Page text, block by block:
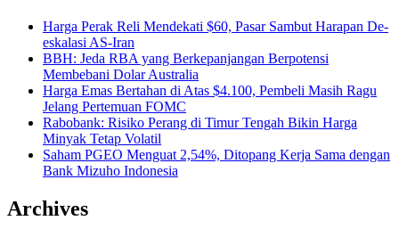
Harga Perak Reli Mendekati $60, Pasar Sambut Harapan De-
eskalasi AS-Iran
BBH: Jeda RBA yang Berkepanjangan Berpotensi
Membebani Dolar Australia
Harga Emas Bertahan di Atas $4.100, Pembeli Masih Ragu
Jelang Pertemuan FOMC
Rabobank: Risiko Perang di Timur Tengah Bikin Harga
Minyak Tetap Volatil
Saham PGEO Menguat 2,54%, Ditopang Kerja Sama dengan
Bank Mizuho Indonesia
Archives